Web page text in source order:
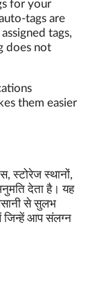
for your
tags are
tags,
does not
them easier
स्टोरेज स्थानों,
देता है। यह
से सुलभ
जिन्हें आप संलग्न